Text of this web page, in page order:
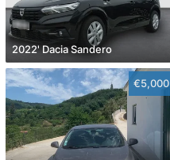
2022' Dacia Sandero
€5,000